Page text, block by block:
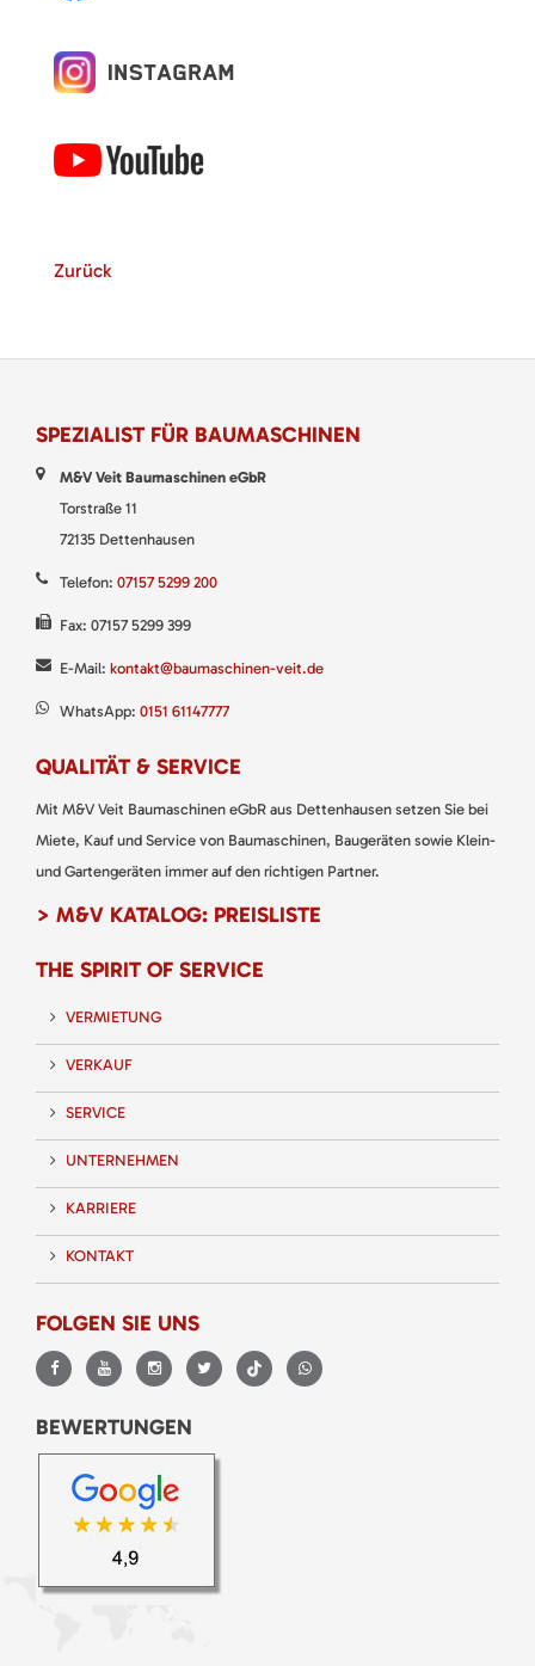
Zurück
SPEZIALIST FÜR BAUMASCHINEN
M&V Veit Baumaschinen eGbR
Torstraße 11
72135 Dettenhausen
Telefon: 07157 5299 200
Fax: 07157 5299 399
E-Mail: kontakt@baumaschinen-veit.de
WhatsApp: 0151 61147777
QUALITÄT & SERVICE
Mit M&V Veit Baumaschinen eGbR aus Dettenhausen setzen Sie bei
Miete, Kauf und Service von Baumaschinen, Baugeräten sowie Klein-
und Gartengeräten immer auf den richtigen Partner.
> M&V KATALOG: PREISLISTE
THE SPIRIT OF SERVICE
VERMIETUNG
VERKAUF
SERVICE
UNTERNEHMEN
KARRIERE
KONTAKT
FOLGEN SIE UNS
BEWERTUNGEN